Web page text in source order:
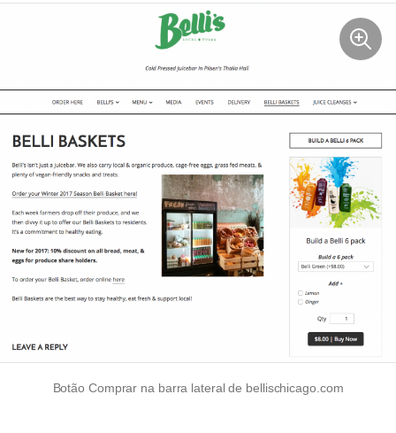
Botão Comprar na barra lateral de bellischicago.com